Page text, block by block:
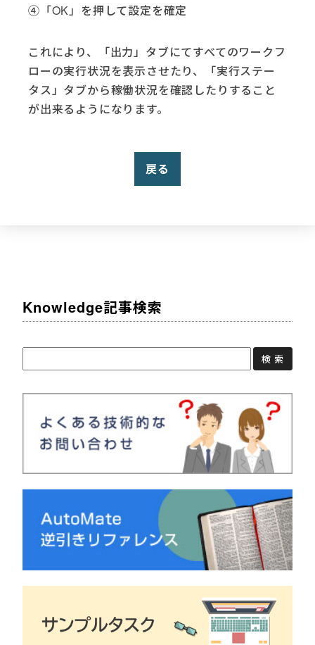
④「OK」を押して設定を確定
これにより、「出力」タブにてすべてのワークフ
ローの実行状況を表示させたり、「実行ステー
タス」タブから稼働状況を確認したりすること
が出来るようになります。
戻る
Knowledge記事検索